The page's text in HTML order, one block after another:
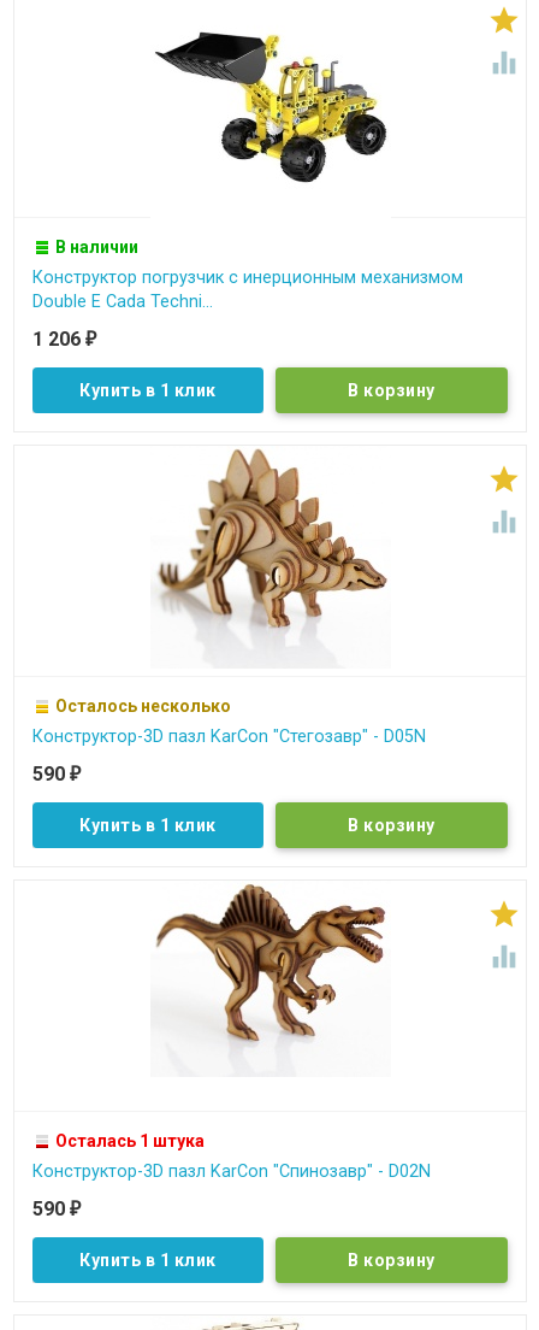


В наличии
Конструктор погрузчик c инерционным механизмом
Double E Cada Techni...
1 206 ₽
Купить в 1 клик


Осталось несколько
Конструктор-3D пазл KarCon "Стегозавр" - D05N
590 ₽
Купить в 1 клик


Осталась 1 штука
Конструктор-3D пазл KarCon "Спинозавр" - D02N
590 ₽
Купить в 1 клик